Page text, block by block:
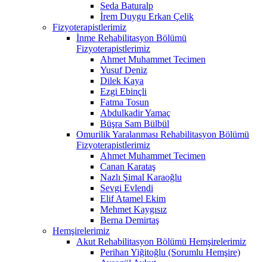
Seda Baturalp
İrem Duygu Erkan Çelik
Fizyoterapistlerimiz
İnme Rehabilitasyon Bölümü
Fizyoterapistlerimiz
Ahmet Muhammet Tecimen
Yusuf Deniz
Dilek Kaya
Ezgi Ebinçli
Fatma Tosun
Abdulkadir Yamaç
Büşra Sam Bülbül
Omurilik Yaralanması Rehabilitasyon Bölümü
Fizyoterapistlerimiz
Ahmet Muhammet Tecimen
Canan Karataş
Nazlı Şimal Karaoğlu
Sevgi Evlendi
Elif Atamel Ekim
Mehmet Kaygısız
Berna Demirtaş
Hemşirelerimiz
Akut Rehabilitasyon Bölümü Hemşirelerimiz
Perihan Yiğitoğlu (Sorumlu Hemşire)